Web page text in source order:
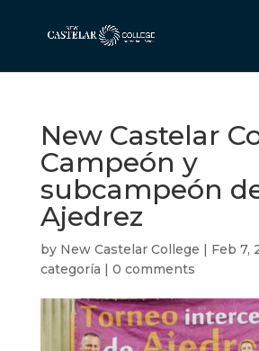
New Castelar
Campeón y
subcampeón
Ajedrez
by New Castelar College | Feb 7,
categoría | 0 comments